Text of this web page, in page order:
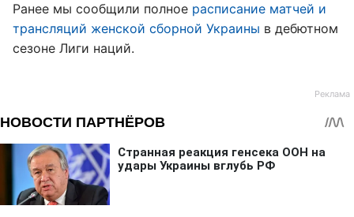
Ранее мы сообщили полное расписание матчей и
трансляций женской сборной Украины в дебютном
сезоне Лиги наций.